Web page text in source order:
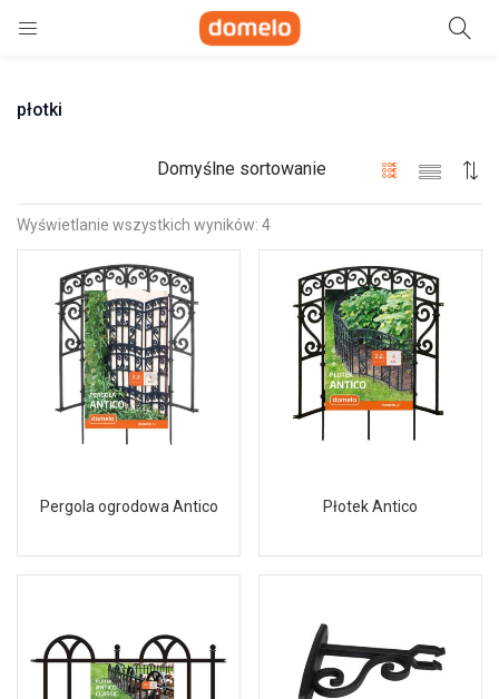
Szukaj
płotki
Wyświetlanie wszystkich wyników: 4
Domyślne sortowanie
Pergola ogrodowa Antico Płotek Antico